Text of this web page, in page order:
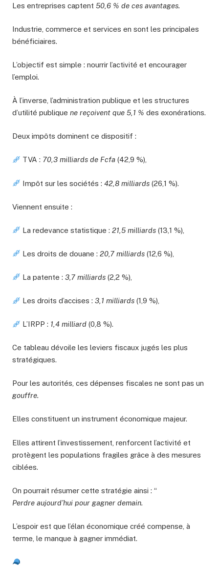
Les entreprises captent 50,6 % de ces avantages.
Industrie, commerce et services en sont les principales
bénéficiaires.
L’objectif est simple : nourrir l’activité et encourager
l’emploi.
À l’inverse, l’administration publique et les structures
d’utilité publique ne reçoivent que 5,1 % des exonérations.
Deux impôts dominent ce dispositif :
TVA : 70,3 milliards de Fcfa (42,9 %),
Impôt sur les sociétés :42,8 milliards (26,1 %).
Viennent ensuite :
La redevance statistique :21,5 milliards (13,1 %),
Les droits de douane :20,7 milliards (12,6 %),
La patente :3,7 milliards (2,2 %),
Les droits d’accises :3,1 milliards (1,9 %),
L’IRPP : 1,4 milliard (0,8 %).
Ce tableau dévoile les leviers fiscaux jugés les plus
stratégiques.
Pour les autorités, ces dépenses fiscales ne sont pas un
gouffre.
Elles constituent un instrument économique majeur.
Elles attirent l’investissement, renforcent l’activité et
protègent les populations fragiles grâce à des mesures
ciblées.
On pourrait résumer cette stratégie ainsi : “
Perdre aujourd’hui pour gagner demain.
L’espoir est que l’élan économique créé compense, à
terme, le manque à gagner immédiat.